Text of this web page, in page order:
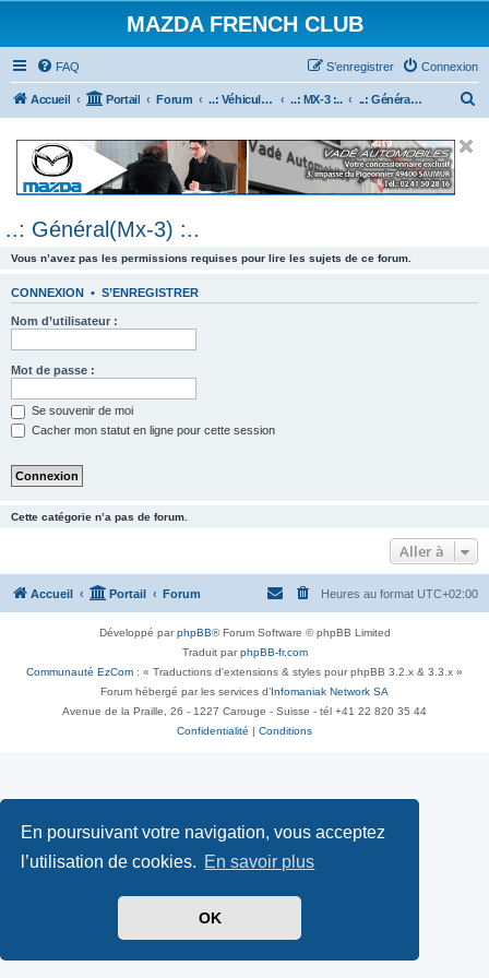
En poursuivant votre navigation, vous acceptez
l’utilisation de cookies. En savoir plus
OK
MAZDA FRENCH CLUB
FAQ Connexion
S’enregistrer
Accueil Portail Forum ..: Véhicules Mazda ancien (<2003) :.. ..: MX-3 :.. ..: Général(Mx-3) :..
e
..: Général(Mx-3) :..
Vous n’avez pas les permissions requises pour lire les sujets de ce forum.
CONNEXION • S’ENREGISTRER
Nom d’utilisateur :
Mot de passe :
Se souvenir de moi
Cacher mon statut en ligne pour cette session
Cette catégorie n’a pas de forum.
Aller à
Accueil Portail Forum Heures au format UTC+02:00
Développé parphpBB® Forum Software © phpBB Limited
Traduit parphpBB-fr.com
Communauté EzCom : « Traductions d'extensions & styles pour phpBB 3.2.x & 3.3.x »
Forum hébergé par les services d’ Infomaniak Network SA
Avenue de la Praille, 26 - 1227 Carouge - Suisse - tél +41 22 820 35 44
Confidentialité
Conditions